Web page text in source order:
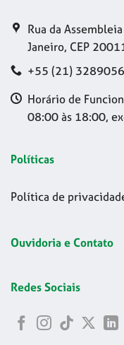
Rua da
Janeiro, CEP
+55 (21)
Horário de
08:00 às 18:00,
Políticas
Política de
Ouvidoria e Contato
Redes Sociais